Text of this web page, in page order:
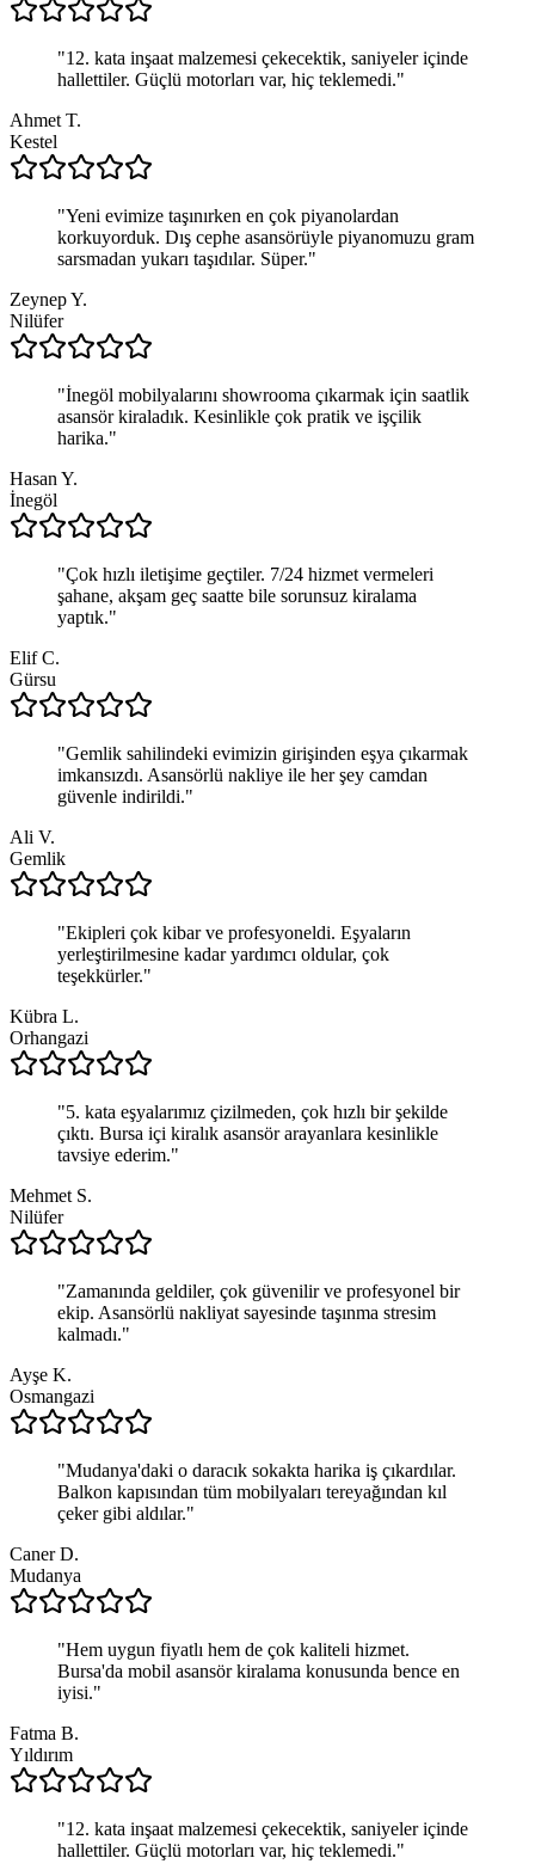
"12. kata inşaat malzemesi çekecektik, saniyeler içinde
hallettiler. Güçlü motorları var, hiç teklemedi."
Ahmet T.
Kestel
"Yeni evimize taşınırken en çok piyanolardan
korkuyorduk. Dış cephe asansörüyle piyanomuzu gram
sarsmadan yukarı taşıdılar. Süper."
Zeynep Y.
Nilüfer
"İnegöl mobilyalarını showrooma çıkarmak için saatlik
asansör kiraladık. Kesinlikle çok pratik ve işçilik
harika."
Hasan Y.
İnegöl
"Çok hızlı iletişime geçtiler. 7/24 hizmet vermeleri
şahane, akşam geç saatte bile sorunsuz kiralama
yaptık."
Elif C.
Gürsu
"Gemlik sahilindeki evimizin girişinden eşya çıkarmak
imkansızdı. Asansörlü nakliye ile her şey camdan
güvenle indirildi."
Ali V.
Gemlik
"Ekipleri çok kibar ve profesyoneldi. Eşyaların
yerleştirilmesine kadar yardımcı oldular, çok
teşekkürler."
Kübra L.
Orhangazi
"5. kata eşyalarımız çizilmeden, çok hızlı bir şekilde
çıktı. Bursa içi kiralık asansör arayanlara kesinlikle
tavsiye ederim."
Mehmet S.
Nilüfer
"Zamanında geldiler, çok güvenilir ve profesyonel bir
ekip. Asansörlü nakliyat sayesinde taşınma stresim
kalmadı."
Ayşe K.
Osmangazi
"Mudanya'daki o daracık sokakta harika iş çıkardılar.
Balkon kapısından tüm mobilyaları tereyağından kıl
çeker gibi aldılar."
Caner D.
Mudanya
"Hem uygun fiyatlı hem de çok kaliteli hizmet.
Bursa'da mobil asansör kiralama konusunda bence en
iyisi."
Fatma B.
Yıldırım
"12. kata inşaat malzemesi çekecektik, saniyeler içinde
hallettiler. Güçlü motorları var, hiç teklemedi."